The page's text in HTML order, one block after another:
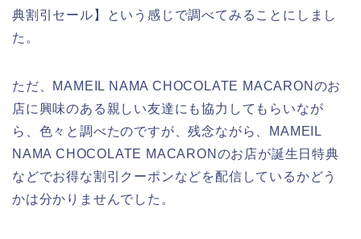
典割引セール】という感じで調べてみることにしまし
た。
ただ、MAMEIL NAMA CHOCOLATE MACARONのお
店に興味のある親しい友達にも協力してもらいなが
ら、色々と調べたのですが、残念ながら、MAMEIL
NAMA CHOCOLATE MACARONのお店が誕生日特典
などでお得な割引クーポンなどを配信しているかどう
かは分かりませんでした。